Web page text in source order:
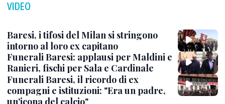
VIDEO
Baresi, i tifosi del Milan si stringono
intorno al loro ex capitano
Funerali Baresi: applausi per Maldini e
Ranieri, fischi per Sala e Cardinale
Funerali Baresi, il ricordo di ex
compagni e istituzioni: "Era un padre,
un'icona del calcio"